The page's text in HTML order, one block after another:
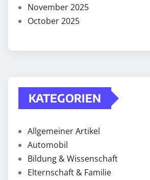
November 2025
October 2025
KATEGORIEN
Allgemeiner Artikel
Automobil
Bildung & Wissenschaft
Elternschaft & Familie